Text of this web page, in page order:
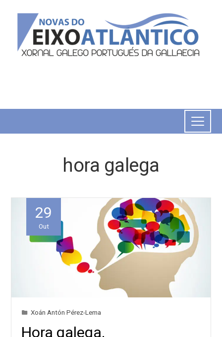
hora galega
29
Out
Xoán Antón Pérez-Lema
Hora galega.